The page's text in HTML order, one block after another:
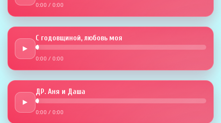
0:00 / 0:00
►
С годовщиной, любовь моя
0:00 / 0:00
►
ДР. Аня и Даша
0:00 / 0:00